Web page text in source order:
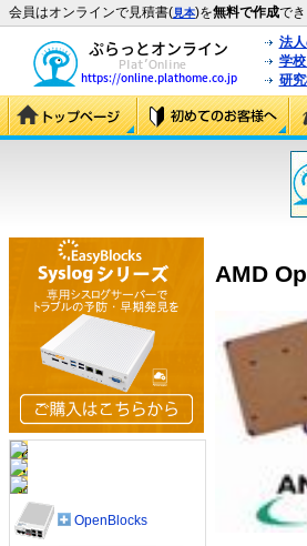
会員はオンラインで見積書(見本)を無料で作成で
法
学
研
AMD
OpenBlocks